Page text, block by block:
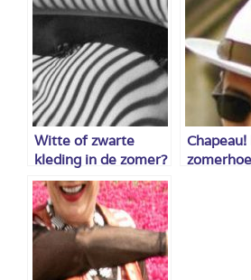
Witte of zwarte
kleding in de zomer?
Chapeau!